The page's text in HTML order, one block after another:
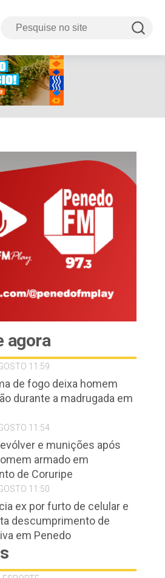
agora
11:59
de fogo deixa homem
durante a madrugada em
11:54
e munições após
armado em
de Coruripe
11:50
ex por furto de celular e
descumprimento de
em Penedo